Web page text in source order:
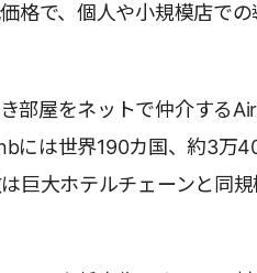
格で、個人や小規模店で
部屋をネットで仲介する
には世界190カ国、約3万
巨大ホテルチェーンと同